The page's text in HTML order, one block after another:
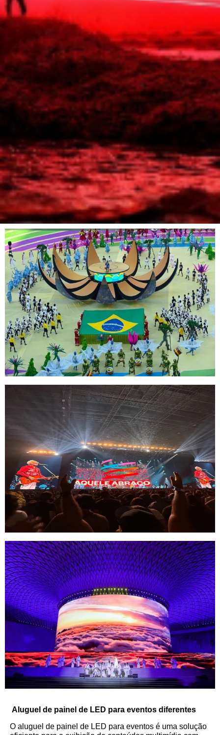
Aluguel de painel de LED para eventos diferentes
O aluguel de painel de LED para eventos é uma solução